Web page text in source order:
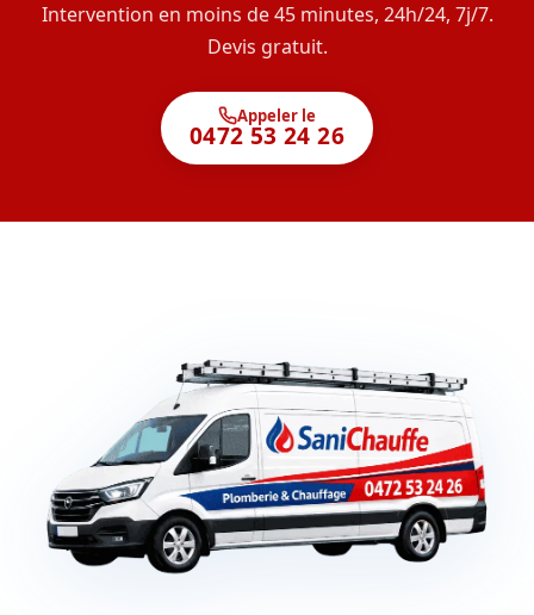
Intervention en moins de 45 minutes, 24h/24, 7j/7.
Devis gratuit.
Appeler le
0472 53 24 26